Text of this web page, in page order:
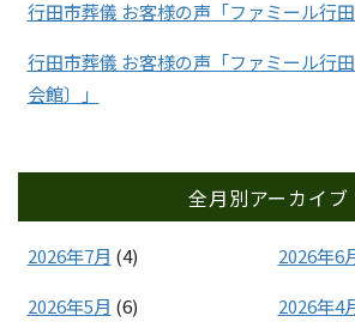
行田市葬儀 お客様の声「ファミール行田
行田市葬儀 お客様の声「ファミール行
会館〕」
全月別アーカイブ
2026年7月 (4) 2026年6
2026年5月 (6) 2026年4